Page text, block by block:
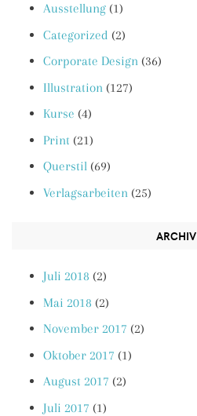
Ausstellung (1)
Categorized (2)
Corporate Design (36)
Illustration (127)
Kurse (4)
Print (21)
Querstil (69)
Verlagsarbeiten (25)
ARCHIV
Juli 2018 (2)
Mai 2018 (2)
November 2017 (2)
Oktober 2017 (1)
August 2017 (2)
Juli 2017 (1)